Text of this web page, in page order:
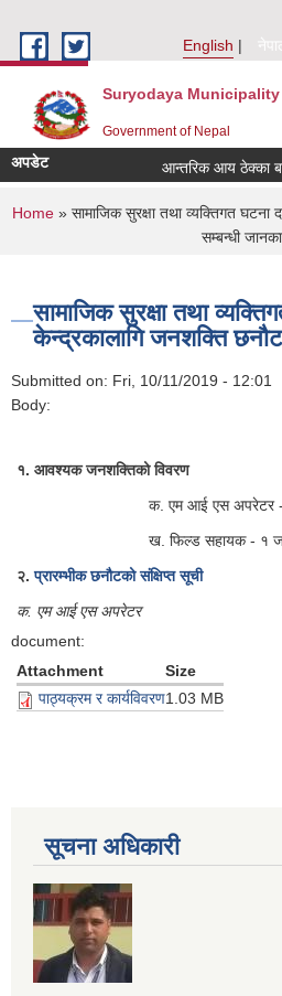
English
Suryodaya Municipality
Government of Nepal
अपडेट आन्तरिक आय ठेक्का
You are here
Home » सामाजिक सुरक्षा तथा व्यक्तिगत घटना
सम्बन्धी
सामाजिक सुरक्षा तथा
केन्द्रकालागि जनशक्ति
Submitted on: Fri, 10/11/2019 - 12:01
Body:
१. आवश्यक जनशक्तिको विवरण
क. एम आई एस अपरेटर
ख. फिल्ड सहायक - १
२.प्रारम्भीक छनौटको संक्षिप्त सूची
क. एम आई एस अपरेटर
document:
Attachment
Size
पाठ्यक्रम र कार्यविवरण1.03 MB
सूचना अधिकारी